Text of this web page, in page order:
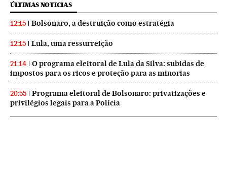
ÚLTIMAS NOTICIAS
12:15 Bolsonaro, a destruição como estratégia
12:15 Lula, uma ressurreição
21:14
O programa eleitoral de Lula da Silva: subidas de
impostos para os ricos e proteção para as minorias
20:55
Programa eleitoral de Bolsonaro: privatizações e
privilégios legais para a Polícia